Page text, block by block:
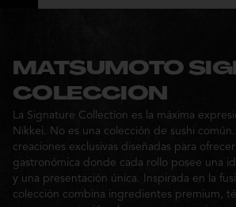
MATSUMOTO
COLECCION
La Signature Collection es la máxima
Nikkei. No es una colección de sushi
creaciones exclusivas diseñadas para
gastronómica donde cada rollo posee una
y una presentación única. Inspirada en la
colección combina ingredientes premium,